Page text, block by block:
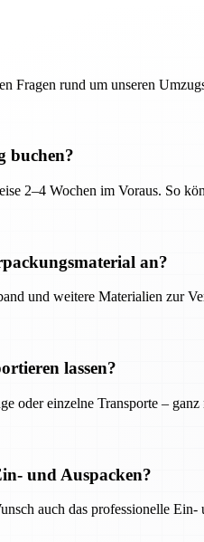
Fragen rund um unseren
buchen?
2–4 Wochen im Voraus. So
an?
und weitere Materialien zur
lassen?
oder einzelne Transporte –
und Auspacken?
auch das professionelle